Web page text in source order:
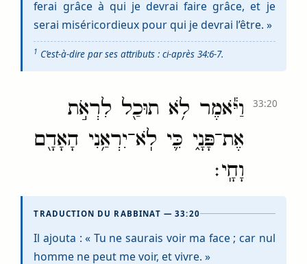
ferai grâce à qui je devrai faire grâce, et je
serai miséricordieux pour qui je devrai l’être. »
1 C’est-à-dire par ses attributs : ci-après 34:6-7.
וַיֹּ֕אמֶר לֹ֥א תוּכַ֖ל לִרְאֹ֣ת
אֶת־פָּנָ֑י כִּ֛י לֹֽא־יִרְאַ֥נִי הָאָדָ֖ם
וָחָֽי׃
33:20
TRADUCTION DU RABBINAT — 33:20
Il ajouta : « Tu ne saurais voir ma face ; car nul
homme ne peut me voir, et vivre. »